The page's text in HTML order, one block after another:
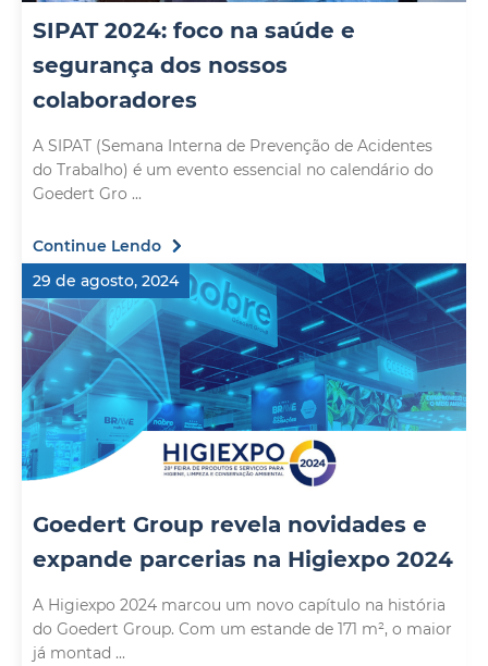
SIPAT 2024: foco na saúde e
segurança dos nossos
colaboradores
A SIPAT (Semana Interna de Prevenção de Acidentes
do Trabalho) é um evento essencial no calendário do
Goedert Gro ...
Continue Lendo
29 de agosto, 2024
Goedert Group revela novidades e
expande parcerias na Higiexpo 2024
A Higiexpo 2024 marcou um novo capítulo na história
do Goedert Group. Com um estande de 171 m², o maior
já montad ...